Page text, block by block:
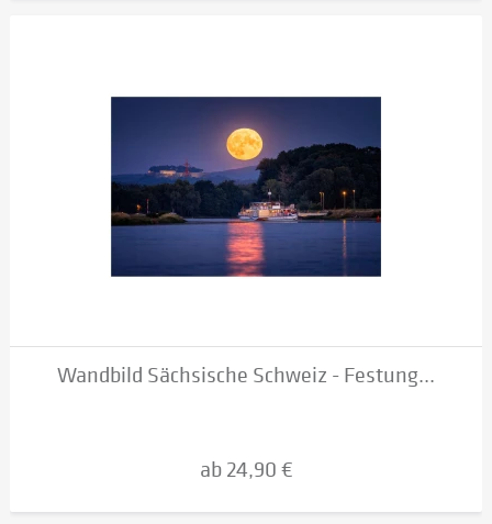
Wandbild Sächsische Schweiz - Festung...
ab 24,90 €